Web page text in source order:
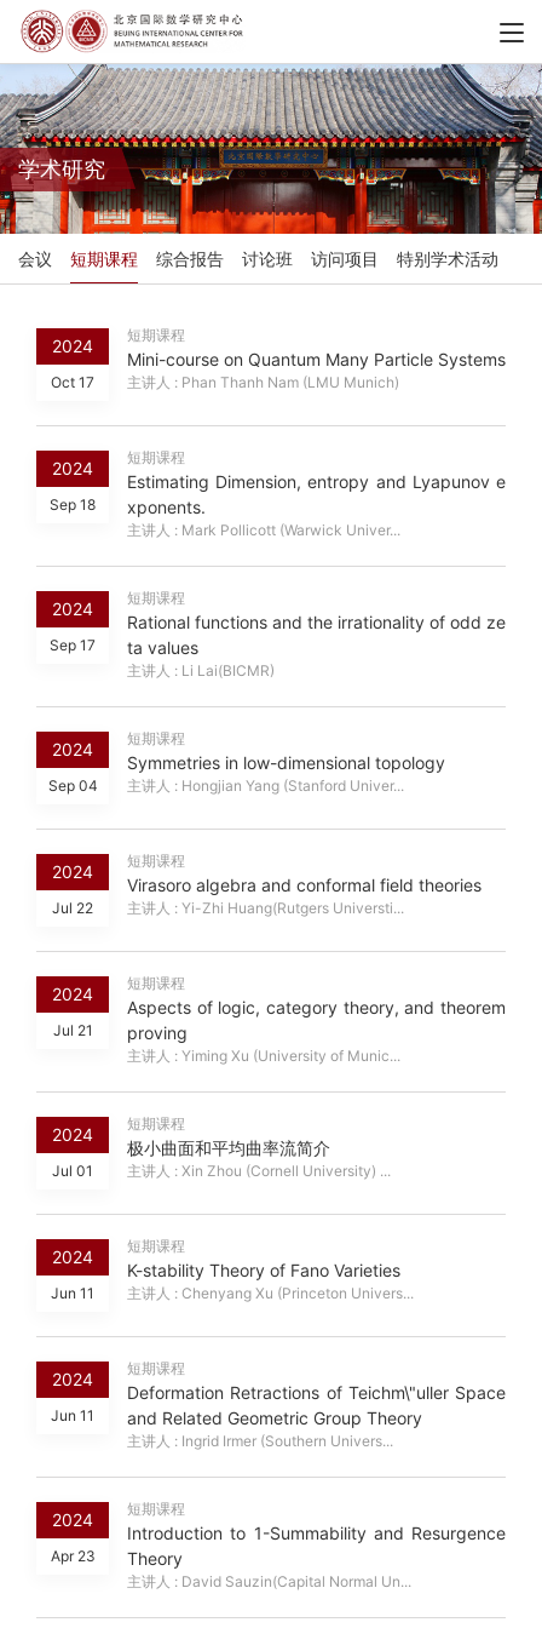
学术研究
会议 短期课程 综合报告 讨论班 访问项目 特别学术活动
2024
Oct 17
短期课程
Mini-course on Quantum Many Particle Systems
主讲人 : Phan Thanh Nam (LMU Munich)
2024
Sep 18
短期课程
Estimating Dimension, entropy and Lyapunov e
xponents.
主讲人 : Mark Pollicott (Warwick Univer...
2024
Sep 17
短期课程
Rational functions and the irrationality of odd ze
ta values
主讲人 : Li Lai(BICMR)
2024
Sep 04
短期课程
Symmetries in low-dimensional topology
主讲人 : Hongjian Yang (Stanford Univer...
2024
Jul 22
短期课程
Virasoro algebra and conformal field theories
主讲人 : Yi-Zhi Huang(Rutgers Universti...
2024
Jul 21
短期课程
Aspects of logic, category theory, and theorem
proving
主讲人 : Yiming Xu (University of Munic...
2024
Jul 01
短期课程
极小曲面和平均曲率流简介
主讲人 : Xin Zhou (Cornell University) ...
2024
Jun 11
短期课程
K-stability Theory of Fano Varieties
主讲人 : Chenyang Xu (Princeton Univers...
2024
Jun 11
短期课程
Deformation Retractions of Teichm\"uller Space
and Related Geometric Group Theory
主讲人 : Ingrid Irmer (Southern Univers...
2024
Apr 23
短期课程
Introduction to 1-Summability and Resurgence
Theory
主讲人 : David Sauzin(Capital Normal Un...